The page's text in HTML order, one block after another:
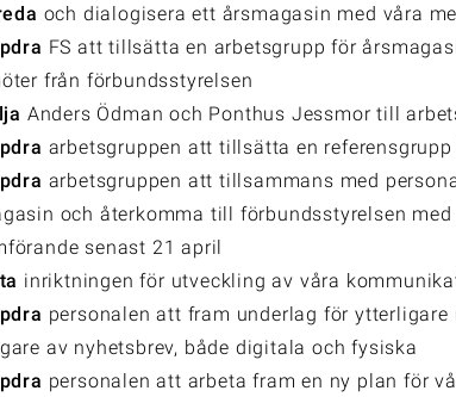
och dialogisera ett årsmagasin med våra
FS att tillsätta en arbetsgrupp för
från förbundsstyrelsen
Anders Ödman och Ponthus Jessmor till
arbetsgruppen att tillsätta en
arbetsgruppen att tillsammans med
och återkomma till förbundsstyrelsen
senast 21 april
inriktningen för utveckling av våra
personalen att fram underlag för ytterligare
av nyhetsbrev, både digitala och fysiska
personalen att arbeta fram en ny plan för